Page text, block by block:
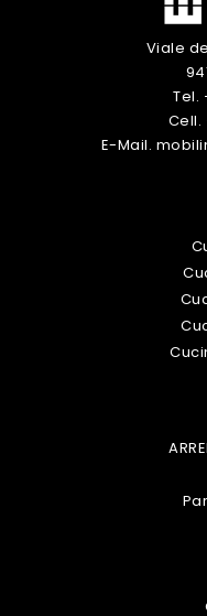
Viale
Tel.
Cell.
E-Mail.